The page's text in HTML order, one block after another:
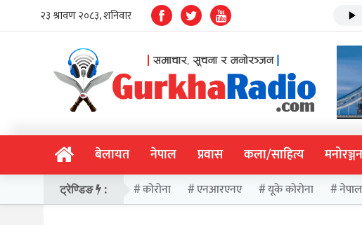
बेलायत नेपाल प्रवास कला/साहित्य मनोरञ्जन
ट्रेण्डिङ : कोरोना एनआरएनए यूके कोरोना